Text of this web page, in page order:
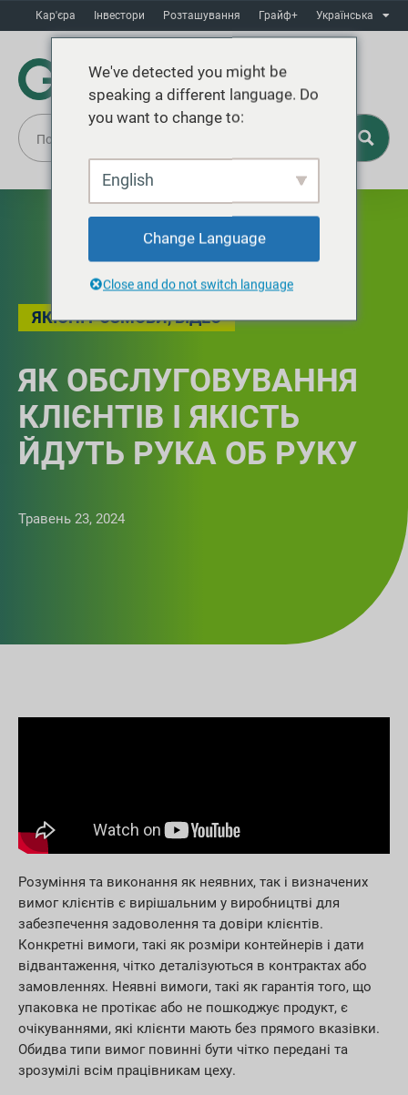
Кар'єра Інвестори Розташування Грайф+ Українська
ЯКІСНІ РОЗМОВИ,ВІДЕО
ЯК ОБСЛУГОВУВАННЯ
КЛІЄНТІВ І ЯКІСТЬ
ЙДУТЬ РУКА ОБ РУКУ
Травень 23, 2024
Розуміння та виконання як неявних, так і визначених
вимог клієнтів є вирішальним у виробництві для
забезпечення задоволення та довіри клієнтів.
Конкретні вимоги, такі як розміри контейнерів і дати
відвантаження, чітко деталізуються в контрактах або
замовленнях. Неявні вимоги, такі як гарантія того, що
упаковка не протікає або не пошкоджує продукт, є
очікуваннями, які клієнти мають без прямого вказівки.
Обидва типи вимог повинні бути чітко передані та
зрозумілі всім працівникам цеху.
We've detected you might be
speaking a different language. Do
you want to change to:
English
Change Language
Close and do not switch language